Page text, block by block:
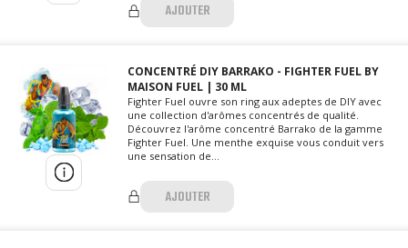
AJOUTER
CONCENTRÉ DIY BARRAKO - FIGHTER FUEL BY
MAISON FUEL | 30 ML
Fighter Fuel ouvre son ring aux adeptes de DIY avec
une collection d'arômes concentrés de qualité.
Découvrez l'arôme concentré Barrako de la gamme
Fighter Fuel. Une menthe exquise vous conduit vers
une sensation de...
AJOUTER